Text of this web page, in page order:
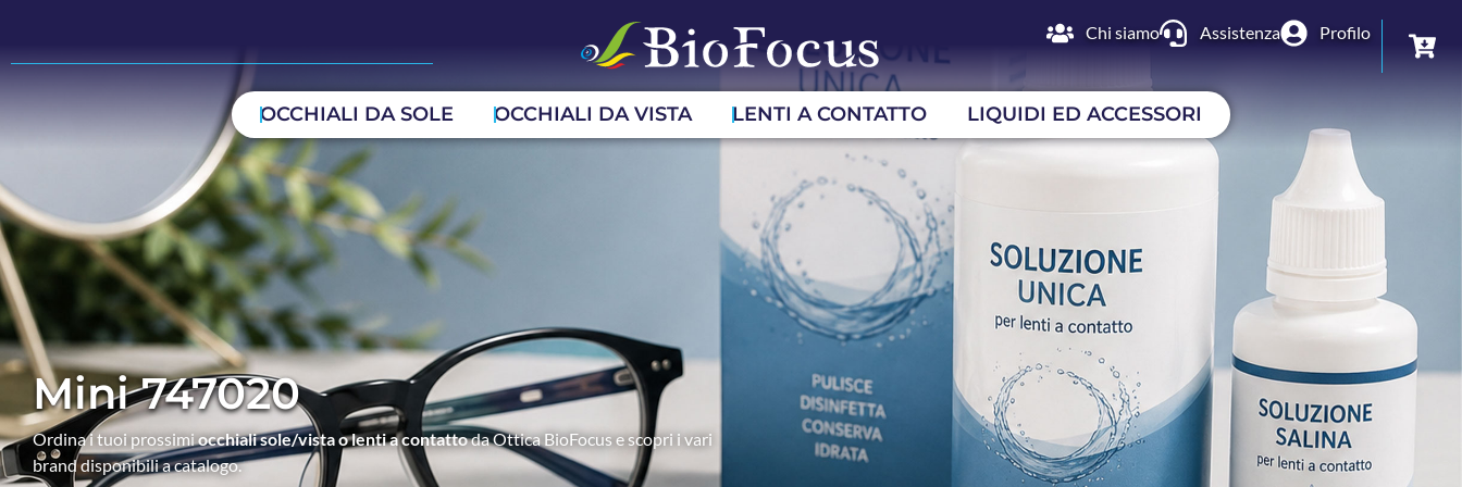
Chi siamo Assistenza Profilo
OCCHIALI DA SOLE OCCHIALI DA VISTA LENTI A CONTATTO LIQUIDI ED ACCESSORI
Mini 747020
Ordina i tuoi prossimiocchiali sole/vista o lenti a contattoda Ottica BioFocus e scopri i vari
brand disponibili a catalogo.